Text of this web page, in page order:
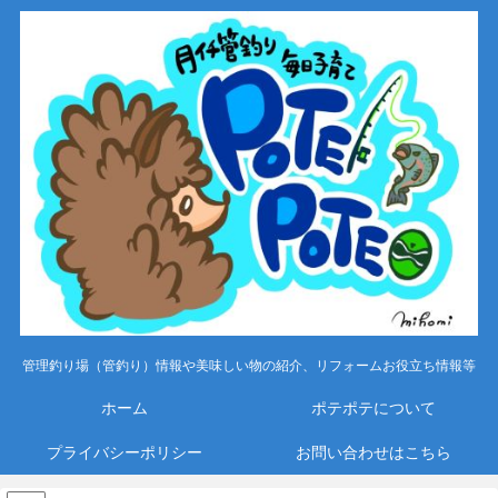
管理釣り場（管釣り）情報や美味しい物の紹介、リフォームお役立ち情報等
ホーム ポテポテについて
プライバシーポリシー お問い合わせはこちら